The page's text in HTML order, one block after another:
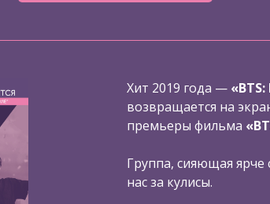
Хит 2019 года —
возвращается на
премьеры фильма
Группа, сияющая ярче
нас за кулисы.